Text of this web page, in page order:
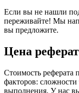
Если вы не нашли
переживайте! Мы
вы предложите.
Цена
Стоимость реферата
факторов:
выполнения. У нас